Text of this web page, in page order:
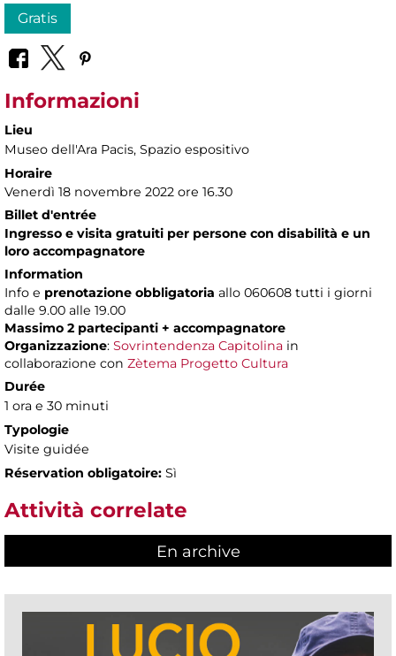
Gratis
Informazioni
Lieu
Museo dell'Ara Pacis, Spazio espositivo
Horaire
Venerdì 18 novembre 2022 ore 16.30
Billet d'entrée
Ingresso e visita gratuiti per persone con disabilità e un
loro accompagnatore
Information
Info e prenotazione obbligatoria allo 060608 tutti i giorni
dalle 9.00 alle 19.00
Massimo 2 partecipanti + accompagnatore
Organizzazione: Sovrintendenza Capitolina in
collaborazione con Zètema Progetto Cultura
Durée
1 ora e 30 minuti
Typologie
Visite guidée
Réservation obligatoire: Sì
Attività correlate
En archive